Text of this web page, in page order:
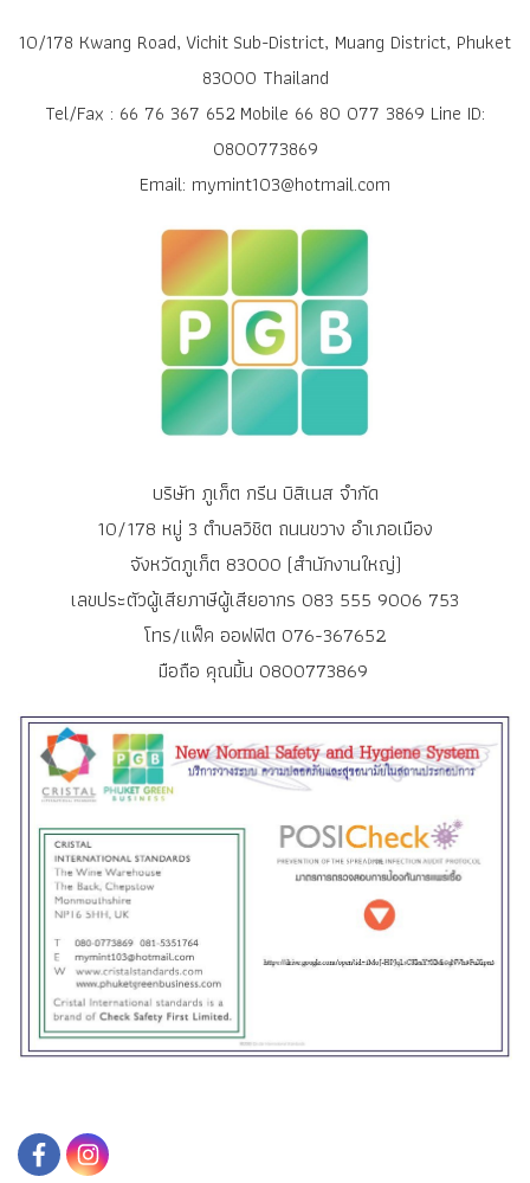
10/178 Kwang Road, Vichit Sub-District, Muang District, Phuket
83000 Thailand
Tel/Fax : 66 76 367 652 Mobile 66 80 077 3869 Line ID:
0800773869
Email: mymint103@hotmail.com
บริษัท ภูเก็ต กรีน บิสิเนส จำกัด
10/178 หมู่ 3 ตำบลวิชิต ถนนขวาง อำเภอเมือง
จังหวัดภูเก็ต 83000 (สำนักงานใหญ่)
เลขประตัวผู้เสียภาษีผู้เสียอากร 083 555 9006 753
โทร/แฟ็ค ออฟฟิต 076-367652
มือถือ คุณมิ้น 0800773869